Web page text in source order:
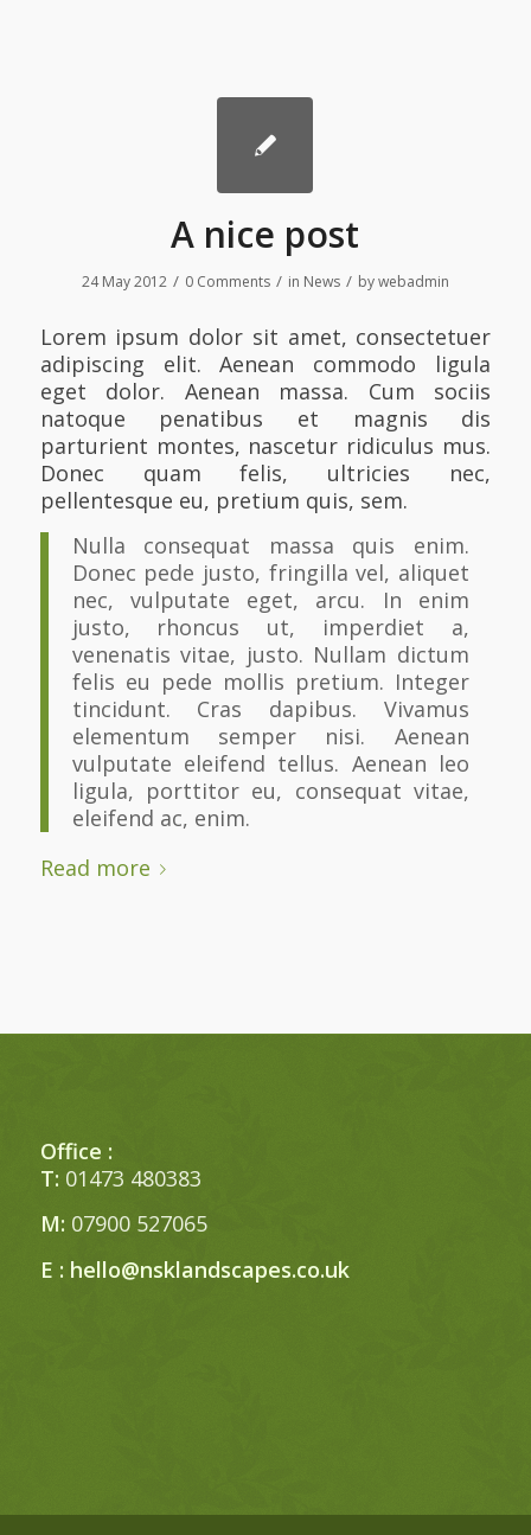
A nice post
24 May 2012 / 0 Comments / in News / bywebadmin
Lorem ipsum dolor sit amet, consectetuer
adipiscing elit. Aenean commodo ligula
eget dolor. Aenean massa. Cum sociis
natoque penatibus et magnis dis
parturient montes, nascetur ridiculus mus.
Donec quam felis, ultricies nec,
pellentesque eu, pretium quis, sem.
Nulla consequat massa quis enim.
Donec pede justo, fringilla vel, aliquet
nec, vulputate eget, arcu. In enim
justo, rhoncus ut, imperdiet a,
venenatis vitae, justo. Nullam dictum
felis eu pede mollis pretium. Integer
tincidunt. Cras dapibus. Vivamus
elementum semper nisi. Aenean
vulputate eleifend tellus. Aenean leo
ligula, porttitor eu, consequat vitae,
eleifend ac, enim.
Read more
Office :
T: 01473 480383
M: 07900 527065
E : hello@nsklandscapes.co.uk